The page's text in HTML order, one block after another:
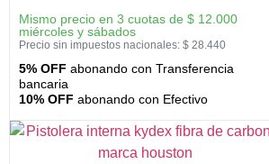
Mismo precio en 3 cuotas de $ 12.000
miércoles y sábados
Precio sin impuestos nacionales: $ 28.440
5% OFF abonando con Transferencia
bancaria
10% OFF abonando con Efectivo